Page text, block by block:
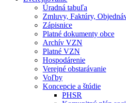
Úradná tabuľa
Zmluvy, Faktúry,
Zápisnice
Platné dokumenty obce
Archív VZN
Platné VZN
Hospodárenie
Verejné obstarávanie
Voľby
Koncepcie a štúdie
PHSR